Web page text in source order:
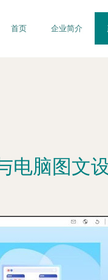
首页 企业简介
电脑图文